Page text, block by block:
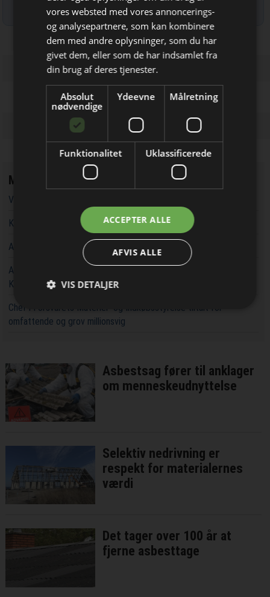
Bliv opdateret hver dag
Få de vigtigste nyheder om
byggebranchen
direkte i din indbakke
Jeg modtager allerede
nyhedsbrevet
Læs mere om udsendelsestidspunkter og afmelding her
Mest læste
Vandværker i Randers kører på lånt tid
Kaospilot skal skabe kreative arkitektledere i Aarhus
Aarsleff vinder energiprojekter til 3,7 milliarder kroner
Aarsleff får ansvaret for at udvide kapaciteten rundt om
Københavns Hovedbanegård
Chef i Forsvarets Materiel- og Indkøbsstyrelse tiltalt for
omfattende og grov millionsvig
Asbestsag fører til anklager
om menneskeudnyttelse
Selektiv nedrivning er
respekt for materialernes
værdi
Det tager over 100 år at
fjerne asbesttage
vores websted med vores annoncerings-
og analysepartnere, som kan kombinere
dem med andre oplysninger, som du har
givet dem, eller som de har indsamlet fra
din brug af deres tjenester.
Absolut
nødvendige
Ydeevne Målretning
Funktionalitet Uklassificerede
ACCEPTER ALLE
AFVIS ALLE
VIS DETALJER